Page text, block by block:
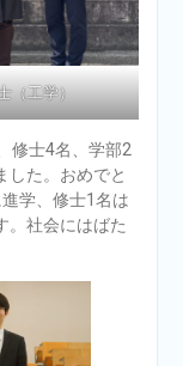
（工学）
修士4名、学部2
した。おめでと
学、修士1名は
。社会にはばた